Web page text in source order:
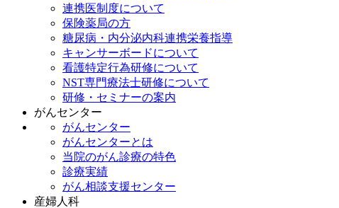
連携医制度について
保険薬局の方
糖尿病・内分泌内科連携栄養指導
キャンサーボードについて
看護特定行為研修について
NST専門療法士研修について
研修・セミナーの案内
がんセンター
がんセンター
がんセンターとは
当院のがん診療の特色
診療実績
がん相談支援センター
産婦人科